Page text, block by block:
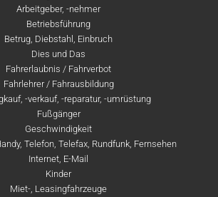
Arbeitgeber, -nehmer
Betriebsführung
Betrug, Diebstahl, Einbruch
Dies und Das
Fahrerlaubnis / Fahrverbot
Fahrlehrer / Fahrausbildung
-verkauf, -reparatur, -umrüstung
Fußgänger
Geschwindigkeit
Telefon, Telefax, Rundfunk, Fernsehen
Internet, E-Mail
Kinder
Miet-, Leasingfahrzeuge